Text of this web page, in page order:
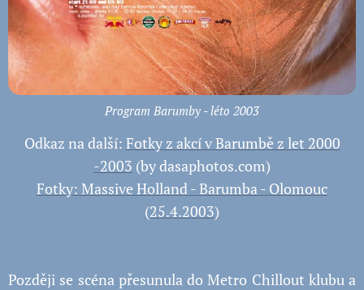
Program Barumby - léto 2003
Odkaz na další: Fotky z akcí v Barumbě z let 2000
-2003 (by dasaphotos.com)
Fotky: Massive Holland - Barumba - Olomouc
(25.4.2003)
Později se scéna přesunula do Metro Chillout klubu a